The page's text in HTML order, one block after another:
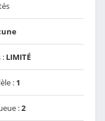
: LIMITÉ
: 1
:2